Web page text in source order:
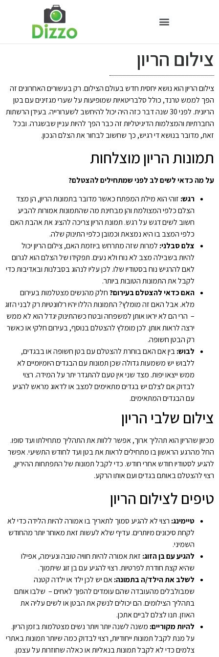
צילום הריון
צילום הריון הוא נושא יחסית חדש בעולם הצילום. רק בעשורים האחרונים זה
הפך לממש טרנד, כולל סלבריטאיות שמופיעות על שערי מגזינים עם בטן
הריונית. לפני 30 שנה דבר כזה היה יכול להיחשב לשערורייה. בעידן הרשתות
החברתיות והמצלמות הדיגיטליות זה כבר הפך להיות עניין שבשגרה. ובכל
זאת, מדובר בנושא די רגיש, כך שחשוב לבחור את הצלם הנכון.
תמונות הריון מוצלחות
על מה כדאי לשים לב לפני שמתחילים להצטלם?
רגש: זוהי הוא מילת המפתח כאשר מדובר בתמונות הריון, הן מצד
הצלם כלפי המצולמת והן מבחינת מה שהתמונות אמורות להביע
חשוב לשים דגש על רגש. תמונת הריון צריכה להציג את אהבת האם
כלפי המצב בו היא נמצאת וכמובן כלפי התינוק שלה.
צלם סבלני: למרות שזה מתרחש ביוזמת האם, צילום הריון יכול
להיות בשבילה מצב לא נוח ולא נעים. תפקידו של הצלם הוא לגרום
לאם להרגיש נוח בסטודיו שלו. לכן עליו לנהוג בסבלנות ובאדיבות כדי
לקבל את התמונות הטובות ביותר.
האם כדאי להצטלם בעירום?חלק מהנשים מצטלמות בעירום
מלא. אבל האם זה מומלץ? התמונות הללו יהיו רלוונטיות רק לבני הזוג
– הרי הם לא יראו אותן למשפחה ובטח כשהתינוק יגדל הוא לא ממש
ירצה לראות אותן. לכן מומלץ להצטלם בנוסף, בעירום חלקי או כאשר
רק הבטן חשופה.
לבוש:בין אם האם בוחרת להצטלם עם בטן חשופה או בבגדים,
ללבוש יש משמעות גדולה שכן תמונות עם הבגדים היומיומיים לא
ממש ייצאו יפות. מצד שני אין טעם להתגדר יתר על המידה. רצוי
לבדוק אם לצלם יש בגדים מתאימים למצב או לדאוג מראש להגיע
עם הבגדים המתאימים.
צילום שלבי הריון
מכיוון שהריון הוא תהליך ארוך, אפשר ללוות את התהליך מתחילתו ועד סופו.
החל מהרגע הראשון בו מתחילים לראות את בטן ועד לחודש התשיעי. אפשר
להגיע לסטודיו חודש אחרי חודש. כדי לקבל תמונות של התפתחות ההיריון,
רצוי להצטלם באותם בגדים ועם אותו הרקע.
טיפים לצילום הריון
טיימינג: רצוי לא להגיע סמוך לתאריך בו אמורה להיות הלידה כדי לא
לקחת סיכונים מיותרים. עדיף שלא לעשות זאת מאוחר יותר מהחודש
השמיני.
להגיע עם בן הזוג: זאת אמורה להיות חוויה טובה ונעימה, אפילו
שהיא קצת חודרת לפרטיות. רצוי להגיע עם בן זוג שיתמוך.
לשלב את הילד/ה בתמונה:אם יש לכן ילד או ילדה קטנה
שמבולבלים מהעובדה שהם עומדים להפוך לאחים – שלבו אותם
בתהליך הצילומים. הם יכולים לנשק את הבטן או לשים עליה את
האוזן. תנו לצלם לביים אתכן.
להיות מקוריים: משנה לשנה יותר ויותר נשים מצטלמות בזמן הריון.
על מנת לקבל תמונות ייחודיות, רצוי לבדוק כמה שיותר תמונות באתרי
צלמים כדי לא לקבל תמונות בנאליות או כאלה שחוזרות על עצמן.